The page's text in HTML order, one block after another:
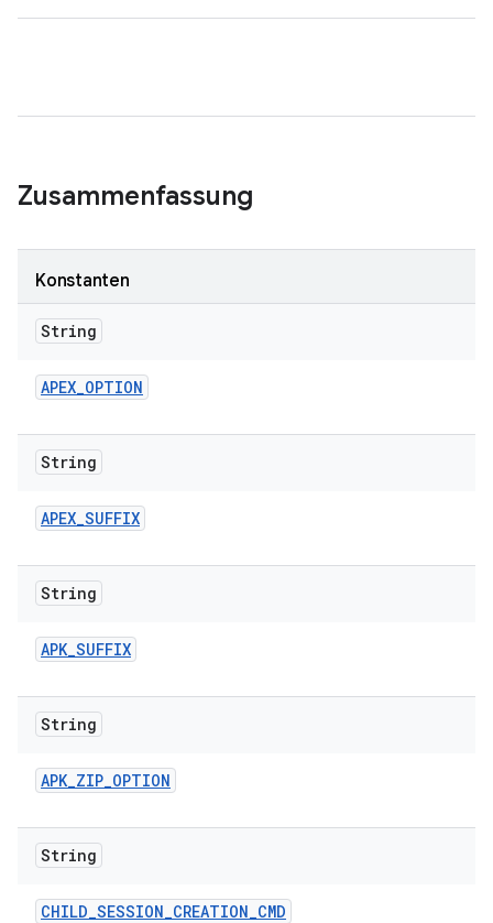
Zusammenfassung
Konstanten
String
APEX_OPTION
String
APEX_SUFFIX
String
APK_SUFFIX
String
APK_ZIP_OPTION
String
CHILD_SESSION_CREATION_CMD